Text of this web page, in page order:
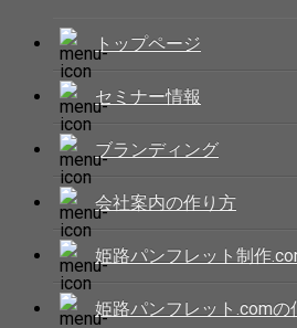
トップページ
セミナー情報
ブランディング
会社案内の作り方
姫路パンフレット制作
姫路パンフレット.comの